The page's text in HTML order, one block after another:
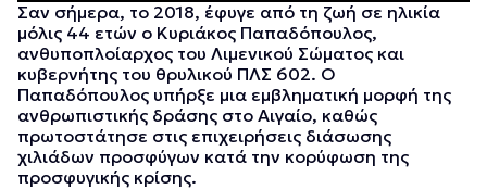
Σαν σήμερα, το 2018, έφυγε από τη ζωή σε ηλικία
μόλις 44 ετών ο Κυριάκος Παπαδόπουλος,
ανθυποπλοίαρχος του Λιμενικού Σώματος και
κυβερνήτης του θρυλικού ΠΛΣ 602. Ο
Παπαδόπουλος υπήρξε μια εμβληματική μορφή της
ανθρωπιστικής δράσης στο Αιγαίο, καθώς
πρωτοστάτησε στις επιχειρήσεις διάσωσης
χιλιάδων προσφύγων κατά την κορύφωση της
προσφυγικής κρίσης.